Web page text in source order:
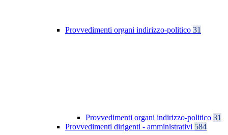
Provvedimenti organi indirizzo-politico 31
Provvedimenti organi indirizzo-politico 31
Provvedimenti dirigenti - amministrativi 584